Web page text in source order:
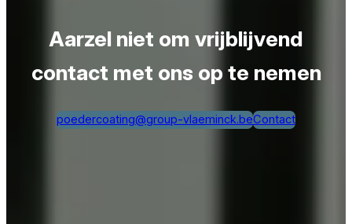
Aarzel niet om vrijblijvend
contact met ons op te nemen
poedercoating@group-vlaeminck.beContact